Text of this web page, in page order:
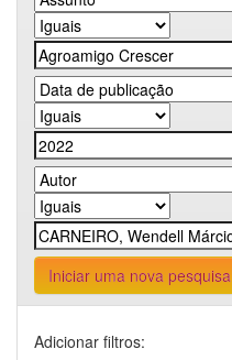
Iniciar uma nova pesquisa
Adicionar filtros: